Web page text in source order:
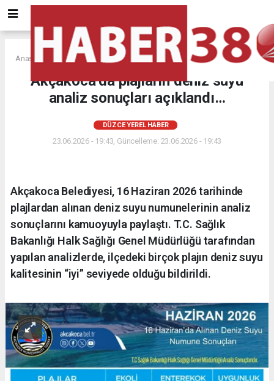
Anasayfa DÜZCE YEREL HABER
Akçakoca’da plajların deniz suyu
analiz sonuçları açıklandı…
DÜZCE YEREL HABER
23.06.2026 - 19:43, Güncelleme: 23.06.2026 - 19:43
Akçakoca Belediyesi, 16 Haziran 2026 tarihinde
plajlardan alınan deniz suyu numunelerinin analiz
sonuçlarını kamuoyuyla paylaştı. T.C. Sağlık
Bakanlığı Halk Sağlığı Genel Müdürlüğü tarafından
yapılan analizlerde, ilçedeki birçok plajın deniz suyu
kalitesinin “iyi” seviyede olduğu bildirildi.